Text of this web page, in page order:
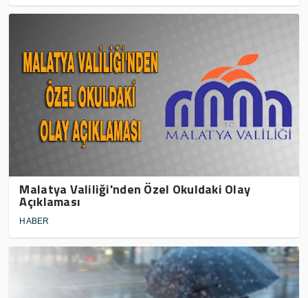
Malatya Valiliği'nden Özel Okuldaki Olay
Açıklaması
HABER